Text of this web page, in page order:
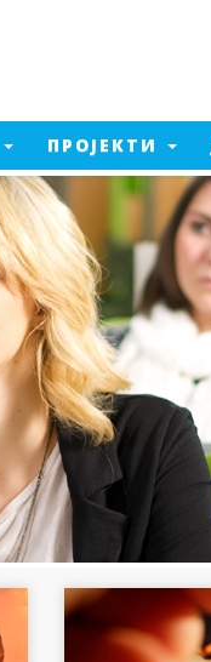
ПРОЈЕКТИ